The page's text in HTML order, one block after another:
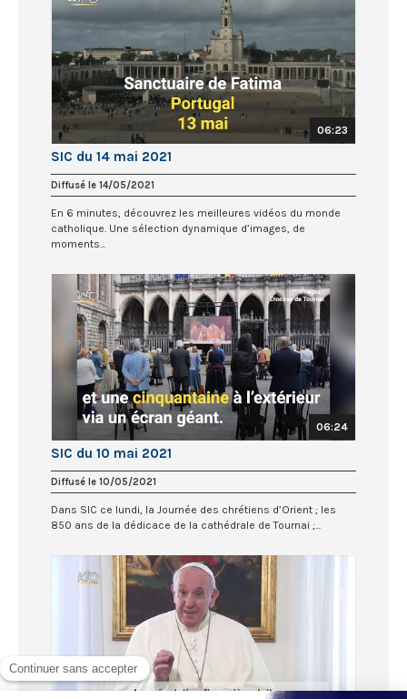
06:23
SIC du 14 mai 2021
Diffusé le 14/05/2021
En 6 minutes, découvrez les meilleures vidéos du monde
catholique. Une sélection dynamique d’images, de
moments...
06:24
SIC du 10 mai 2021
Diffusé le 10/05/2021
Dans SIC ce lundi, la Journée des chrétiens d’Orient ; les
850 ans de la dédicace de la cathédrale de Tournai ;...